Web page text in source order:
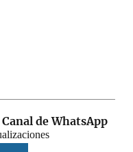
de WhatsApp